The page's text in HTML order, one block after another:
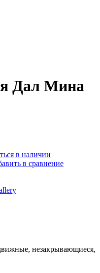
Дал Мина
в наличии
в сравнение
незакрывающиеся,